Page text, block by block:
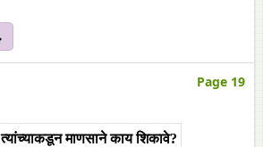
Page 19
त्यांच्याकडून माणसाने काय शिकावे?